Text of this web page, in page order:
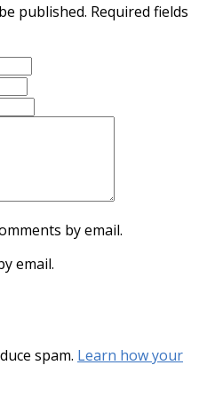
published. Required fields
by email.
email.
spam. Learn how your